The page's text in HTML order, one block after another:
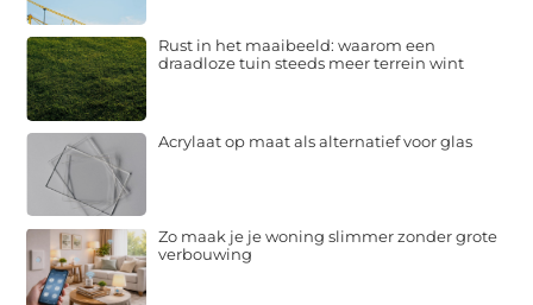
Rust in het maaibeeld: waarom een
draadloze tuin steeds meer terrein wint
Acrylaat op maat als alternatief voor glas
Zo maak je je woning slimmer zonder grote
verbouwing